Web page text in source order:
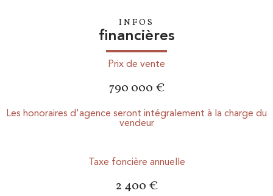
INFOS
financières
Prix de vente
790 000 €
Les honoraires d'agence seront intégralement à la charge du
vendeur
Taxe foncière annuelle
2 400 €